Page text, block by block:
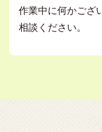
作業中に何かござ
相談ください。